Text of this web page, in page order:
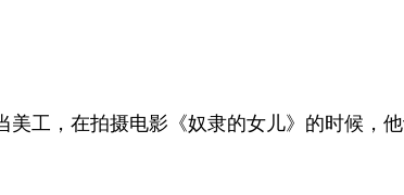
工，在拍摄电影《奴隶的女儿》的时候，